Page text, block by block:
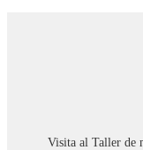
Visita al Taller de